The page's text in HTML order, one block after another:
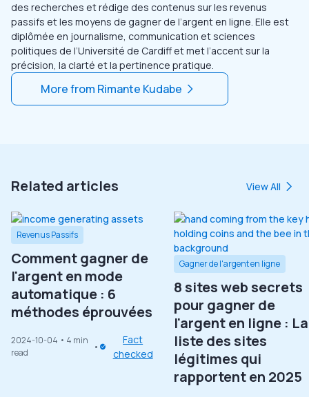
des recherches et rédige des contenus sur les revenus
passifs et les moyens de gagner de l’argent en ligne. Elle est
diplômée en journalisme, communication et sciences
politiques de l’Université de Cardiff et met l’accent sur la
précision, la clarté et la pertinence pratique.
More from Rimante Kudabe
Related articles View All
Revenus Passifs
Comment gagner de
l'argent en mode
automatique : 6
méthodes éprouvées
2024-10-04 • 4 min
read
Fact
checked
Gagner de l'argent en ligne
8 sites web secrets
pour gagner de
l'argent en ligne : La
liste des sites
légitimes qui
rapportent en 2025